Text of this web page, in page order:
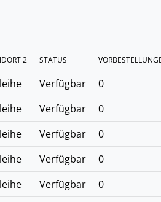
2 STATUS
Verfügbar 0
Verfügbar 0
Verfügbar 0
Verfügbar 0
Verfügbar 0